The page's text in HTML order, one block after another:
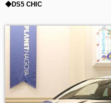
◆DS5 CHIC